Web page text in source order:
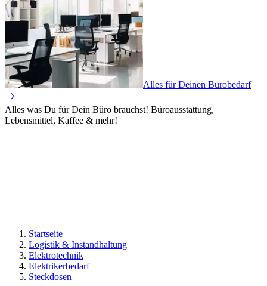
Alles für Deinen Bürobedarf
Alles was Du für Dein Büro brauchst! Büroausstattung,
Lebensmittel, Kaffee & mehr!
Startseite
Logistik & Instandhaltung
Elektrotechnik
Elektrikerbedarf
Steckdosen